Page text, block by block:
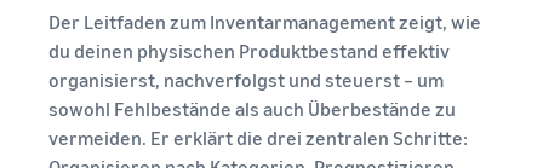
Anfängerleitfaden
Wichtige Punkte vor dem
Verkaufsstart
Berechnen Sie Gebühren
und Kosten für ein Produkt,
vergleichen Sie
Versandmethoden
Weitere
Tools
erkunden
beliebte Programm erhalten
Gebühren
und Kosten
einschätzen
Verkäufern
Sind Sie bereit, Ihre
Erfolgsgeschichte zu
starten?
Umsatzsteuer-
Deutsch
Der Leitfaden zum Inventarmanagement zeigt, wie
du deinen physischen Produktbestand effektiv
organisierst, nachverfolgst und steuerst – um
sowohl Fehlbestände als auch Überbestände zu
vermeiden. Er erklärt die drei zentralen Schritte: